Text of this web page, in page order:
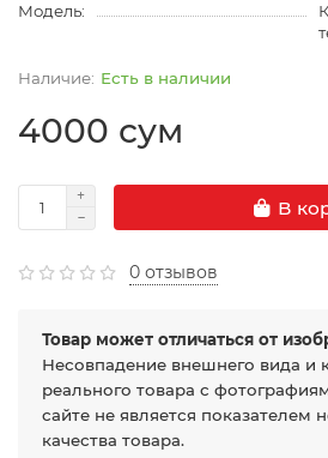
Модель:
Есть в наличии
4000 сум
В
0 отзывов
Товар может отличаться от
Несовпадение внешнего вида и
реального товара с
сайте не является показателем
качества товара.